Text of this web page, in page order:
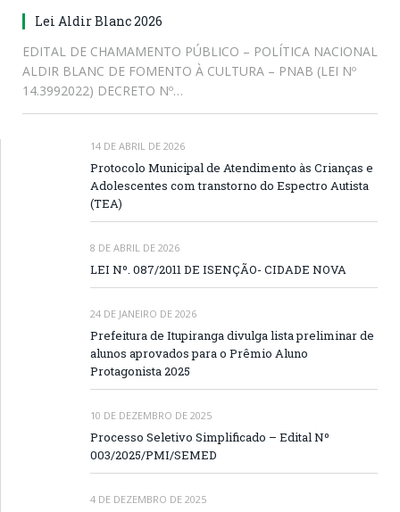
Lei Aldir Blanc 2026
EDITAL DE CHAMAMENTO PÚBLICO – POLÍTICA NACIONAL
ALDIR BLANC DE FOMENTO À CULTURA – PNAB (LEI Nº
14.3992022) DECRETO Nº…
14 DE ABRIL DE 2026
Protocolo Municipal de Atendimento às Crianças e
Adolescentes com transtorno do Espectro Autista
(TEA)
8 DE ABRIL DE 2026
LEI Nº. 087/2011 DE ISENÇÃO- CIDADE NOVA
24 DE JANEIRO DE 2026
Prefeitura de Itupiranga divulga lista preliminar de
alunos aprovados para o Prêmio Aluno
Protagonista 2025
10 DE DEZEMBRO DE 2025
Processo Seletivo Simplificado – Edital Nº
003/2025/PMI/SEMED
4 DE DEZEMBRO DE 2025